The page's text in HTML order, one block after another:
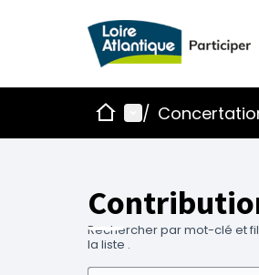
AccueilMenu principal
/
Rechercher par mot-clé et
la liste .